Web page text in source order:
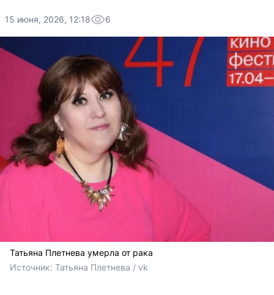
15 июня, 2026, 12:18 6
Татьяна Плетнева умерла от рака
Источник: Татьяна Плетнева / vk